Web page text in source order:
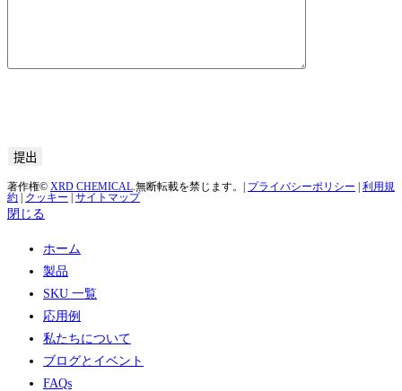
著作権© XRD CHEMICAL .無断転載を禁じます。| プライバシーポリシー | 利用規
約 | クッキー | サイトマップ
閉じる
ホーム
製品
SKU 一覧
応用例
私たちについて
ブログとイベント
FAQs